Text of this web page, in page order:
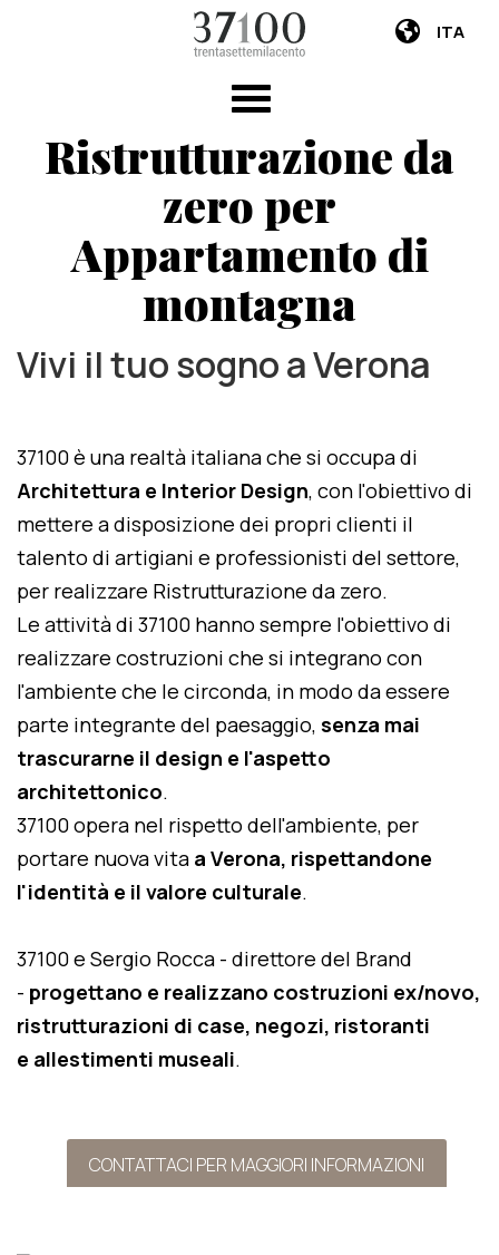
ITA
Ristrutturazione da
zero per
Appartamento di
montagna
Vivi il tuo sogno a Verona
37100 è una realtà italiana che si occupa di
Architettura e Interior Design, con l'obiettivo di
mettere a disposizione dei propri clienti il
talento di artigiani e professionisti del settore,
per realizzare Ristrutturazione da zero.
Le attività di 37100 hanno sempre l'obiettivo di
realizzare costruzioni che si integrano con
l'ambiente che le circonda, in modo da essere
parte integrante del paesaggio, senza mai
trascurarne il design e l'aspetto
architettonico.
37100 opera nel rispetto dell'ambiente, per
portare nuova vita a Verona, rispettandone
l'identità e il valore culturale.
37100 e Sergio Rocca - direttore del Brand
- progettano e realizzano costruzioni ex/novo,
ristrutturazioni di case, negozi, ristoranti
e allestimenti museali.
CONTATTACI PER MAGGIORI INFORMAZIONI